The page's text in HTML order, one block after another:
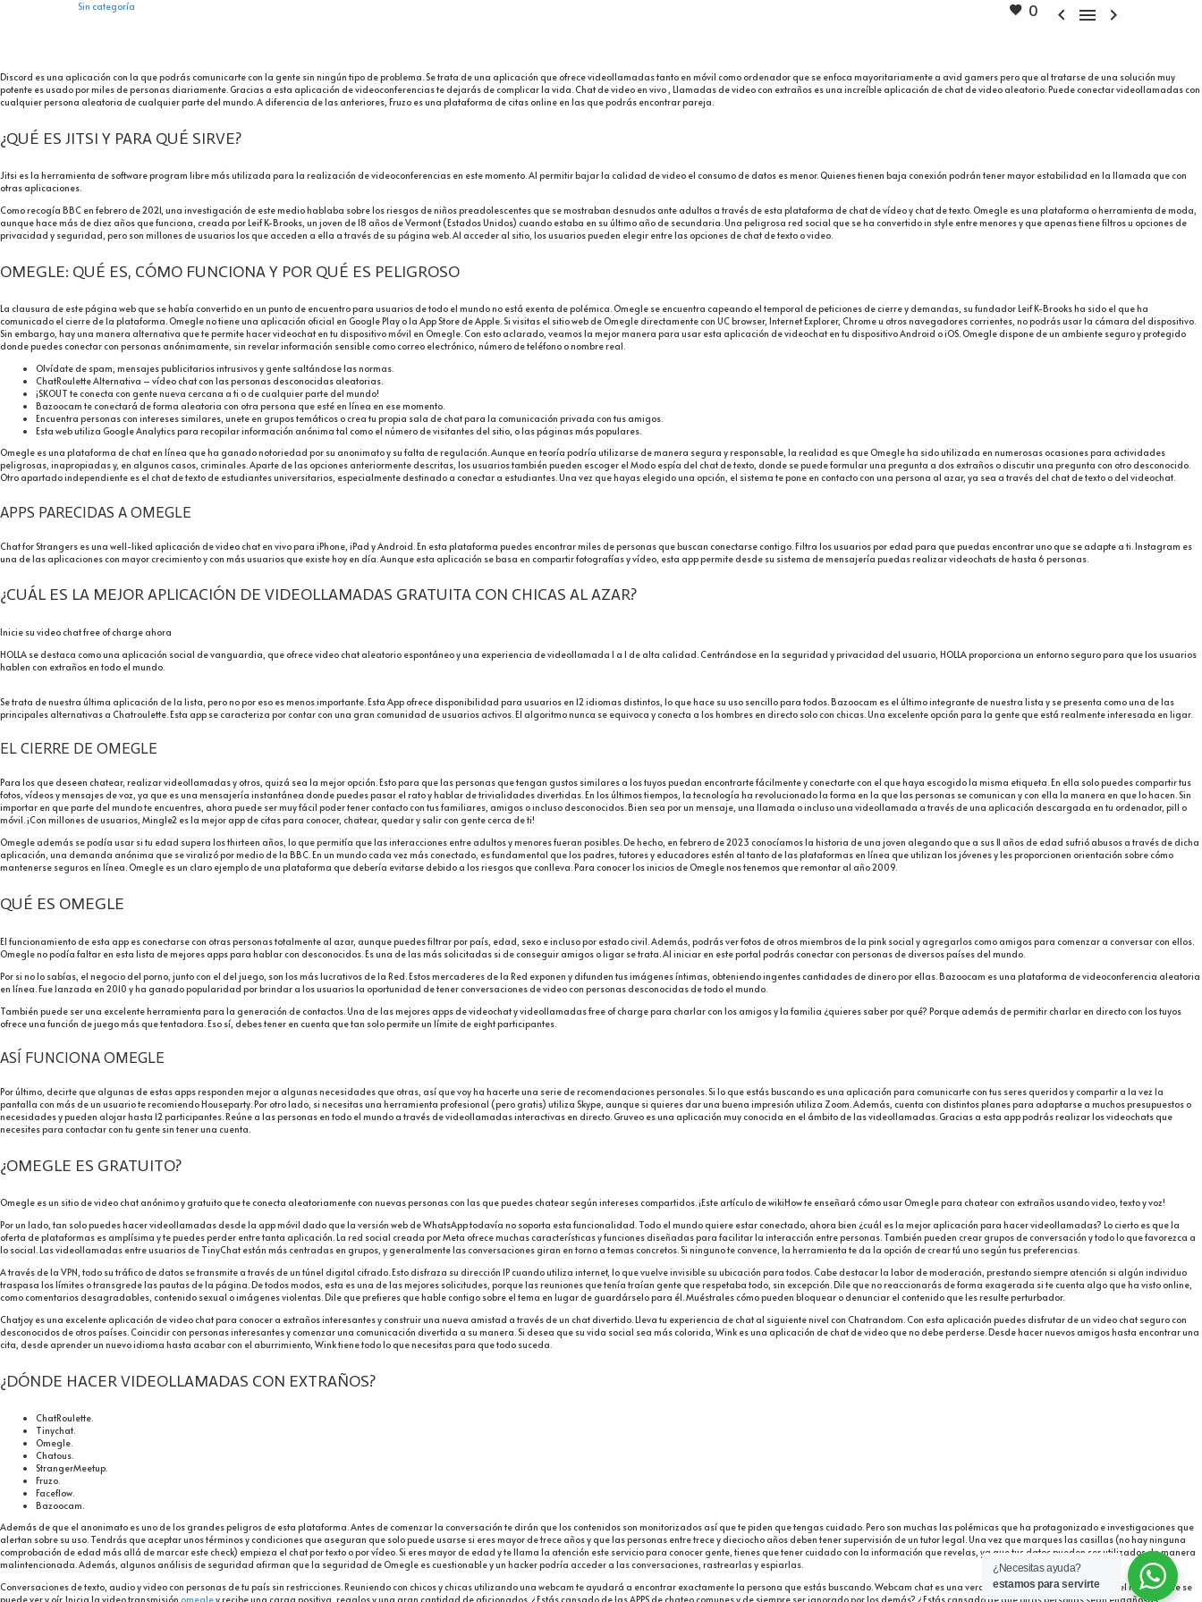
0   
Sin categoría
Discord es una aplicación con la que podrás comunicarte con la gente sin ningún tipo de problema. Se trata de una aplicación que ofrece videollamadas tanto en móvil como ordenador que se enfoca mayoritariamente a avid gamers pero que al tratarse de una solución muy
potente es usado por miles de personas diariamente. Gracias a esta aplicación de videoconferencias te dejarás de complicar la vida. Chat de video en vivo , Llamadas de video con extraños es una increíble aplicación de chat de video aleatorio. Puede conectar videollamadas con
cualquier persona aleatoria de cualquier parte del mundo. A diferencia de las anteriores, Fruzo es una plataforma de citas online en las que podrás encontrar pareja.
¿QUÉ ES JITSI Y PARA QUÉ SIRVE?
Jitsi es la herramienta de software program libre más utilizada para la realización de videoconferencias en este momento. Al permitir bajar la calidad de video el consumo de datos es menor. Quienes tienen baja conexión podrán tener mayor estabilidad en la llamada que con
otras aplicaciones.
Como recogía BBC en febrero de 2021, una investigación de este medio hablaba sobre los riesgos de niños preadolescentes que se mostraban desnudos ante adultos a través de esta plataforma de chat de vídeo y chat de texto. Omegle es una plataforma o herramienta de moda,
aunque hace más de diez años que funciona, creada por Leif K-Brooks, un joven de 18 años de Vermont (Estados Unidos) cuando estaba en su último año de secundaria. Una peligrosa red social que se ha convertido in style entre menores y que apenas tiene filtros u opciones de
privacidad y seguridad, pero son millones de usuarios los que acceden a ella a través de su página web. Al acceder al sitio, los usuarios pueden elegir entre las opciones de chat de texto o video.
OMEGLE: QUÉ ES, CÓMO FUNCIONA Y POR QUÉ ES PELIGROSO
La clausura de este página web que se había convertido en un punto de encuentro para usuarios de todo el mundo no está exenta de polémica. Omegle se encuentra capeando el temporal de peticiones de cierre y demandas, su fundador Leif K-Brooks ha sido el que ha
comunicado el cierre de la plataforma. Omegle no tiene una aplicación oficial en Google Play o la App Store de Apple. Si visitas el sitio web de Omegle directamente con UC browser, Internet Explorer, Chrome u otros navegadores corrientes, no podrás usar la cámara del dispositivo.
Sin embargo, hay una manera alternativa que te permite hacer videochat en tu dispositivo móvil en Omegle. Con esto aclarado, veamos la mejor manera para usar esta aplicación de videochat en tu dispositivo Android o iOS. Omegle dispone de un ambiente seguro y protegido
donde puedes conectar con personas anónimamente, sin revelar información sensible como correo electrónico, número de teléfono o nombre real.
Olvídate de spam, mensajes publicitarios intrusivos y gente saltándose las normas.
ChatRoulette Alternativa – vídeo chat con las personas desconocidas aleatorias.
¡SKOUT te conecta con gente nueva cercana a ti o de cualquier parte del mundo!
Bazoocam te conectará de forma aleatoria con otra persona que esté en línea en ese momento.
Encuentra personas con intereses similares, unete en grupos temáticos o crea tu propia sala de chat para la comunicación privada con tus amigos.
Esta web utiliza Google Analytics para recopilar información anónima tal como el número de visitantes del sitio, o las páginas más populares.
Omegle es una plataforma de chat en línea que ha ganado notoriedad por su anonimato y su falta de regulación. Aunque en teoría podría utilizarse de manera segura y responsable, la realidad es que Omegle ha sido utilizada en numerosas ocasiones para actividades
peligrosas, inapropiadas y, en algunos casos, criminales. Aparte de las opciones anteriormente descritas, los usuarios también pueden escoger el Modo espía del chat de texto, donde se puede formular una pregunta a dos extraños o discutir una pregunta con otro desconocido.
Otro apartado independiente es el chat de texto de estudiantes universitarios, especialmente destinado a conectar a estudiantes. Una vez que hayas elegido una opción, el sistema te pone en contacto con una persona al azar, ya sea a través del chat de texto o del videochat.
APPS PARECIDAS A OMEGLE
Chat for Strangers es una well-liked aplicación de video chat en vivo para iPhone, iPad y Android. En esta plataforma puedes encontrar miles de personas que buscan conectarse contigo. Filtra los usuarios por edad para que puedas encontrar uno que se adapte a ti. Instagram es
una de las aplicaciones con mayor crecimiento y con más usuarios que existe hoy en día. Aunque esta aplicación se basa en compartir fotografías y vídeo, esta app permite desde su sistema de mensajería puedas realizar videochats de hasta 6 personas.
¿CUÁL ES LA MEJOR APLICACIÓN DE VIDEOLLAMADAS GRATUITA CON CHICAS AL AZAR?
Inicie su video chat free of charge ahora
HOLLA se destaca como una aplicación social de vanguardia, que ofrece video chat aleatorio espontáneo y una experiencia de videollamada 1 a 1 de alta calidad. Centrándose en la seguridad y privacidad del usuario, HOLLA proporciona un entorno seguro para que los usuarios
hablen con extraños en todo el mundo.
Se trata de nuestra última aplicación de la lista, pero no por eso es menos importante. Esta App ofrece disponibilidad para usuarios en 12 idiomas distintos, lo que hace su uso sencillo para todos. Bazoocam es el último integrante de nuestra lista y se presenta como una de las
principales alternativas a Chatroulette. Esta app se caracteriza por contar con una gran comunidad de usuarios activos. El algoritmo nunca se equivoca y conecta a los hombres en directo solo con chicas. Una excelente opción para la gente que está realmente interesada en ligar.
EL CIERRE DE OMEGLE
Para los que deseen chatear, realizar videollamadas y otros, quizá sea la mejor opción. Esto para que las personas que tengan gustos similares a los tuyos puedan encontrarte fácilmente y conectarte con el que haya escogido la misma etiqueta. En ella solo puedes compartir tus
fotos, vídeos y mensajes de voz, ya que es una mensajería instantánea donde puedes pasar el rato y hablar de trivialidades divertidas. En los últimos tiempos, la tecnología ha revolucionado la forma en la que las personas se comunican y con ella la manera en que lo hacen. Sin
importar en que parte del mundo te encuentres, ahora puede ser muy fácil poder tener contacto con tus familiares, amigos o incluso desconocidos. Bien sea por un mensaje, una llamada o incluso una videollamada a través de una aplicación descargada en tu ordenador, pill o
móvil. ¡Con millones de usuarios, Mingle2 es la mejor app de citas para conocer, chatear, quedar y salir con gente cerca de ti!
Omegle además se podía usar si tu edad supera los thirteen años, lo que permitía que las interacciones entre adultos y menores fueran posibles. De hecho, en febrero de 2023 conocíamos la historia de una joven alegando que a sus 11 años de edad sufrió abusos a través de dicha
aplicación, una demanda anónima que se viralizó por medio de la BBC. En un mundo cada vez más conectado, es fundamental que los padres, tutores y educadores estén al tanto de las plataformas en línea que utilizan los jóvenes y les proporcionen orientación sobre cómo
mantenerse seguros en línea. Omegle es un claro ejemplo de una plataforma que debería evitarse debido a los riesgos que conlleva. Para conocer los inicios de Omegle nos tenemos que remontar al año 2009.
QUÉ ES OMEGLE
El funcionamiento de esta app es conectarse con otras personas totalmente al azar, aunque puedes filtrar por país, edad, sexo e incluso por estado civil. Además, podrás ver fotos de otros miembros de la pink social y agregarlos como amigos para comenzar a conversar con ellos.
Omegle no podía faltar en esta lista de mejores apps para hablar con desconocidos. Es una de las más solicitadas si de conseguir amigos o ligar se trata. Al iniciar en este portal podrás conectar con personas de diversos países del mundo.
Por si no lo sabías, el negocio del porno, junto con el del juego, son los más lucrativos de la Red. Estos mercaderes de la Red exponen y difunden tus imágenes íntimas, obteniendo ingentes cantidades de dinero por ellas. Bazoocam es una plataforma de videoconferencia aleatoria
en línea. Fue lanzada en 2010 y ha ganado popularidad por brindar a los usuarios la oportunidad de tener conversaciones de video con personas desconocidas de todo el mundo.
También puede ser una excelente herramienta para la generación de contactos. Una de las mejores apps de videochat y videollamadas free of charge para charlar con los amigos y la familia ¿quieres saber por qué? Porque además de permitir charlar en directo con los tuyos
ofrece una función de juego más que tentadora. Eso sí, debes tener en cuenta que tan solo permite un límite de eight participantes.
ASÍ FUNCIONA OMEGLE
Por último, decirte que algunas de estas apps responden mejor a algunas necesidades que otras, así que voy ha hacerte una serie de recomendaciones personales. Si lo que estás buscando es una aplicación para comunicarte con tus seres queridos y compartir a la vez la
pantalla con más de un usuario te recomiendo Houseparty. Por otro lado, si necesitas una herramienta profesional (pero gratis) utiliza Skype, aunque si quieres dar una buena impresión utiliza Zoom. Además, cuenta con distintos planes para adaptarse a muchos presupuestos o
necesidades y pueden alojar hasta 12 participantes. Reúne a las personas en todo el mundo a través de videollamadas interactivas en directo. Gruveo es una aplicación muy conocida en el ámbito de las videollamadas. Gracias a esta app podrás realizar los videochats que
necesites para contactar con tu gente sin tener una cuenta.
¿OMEGLE ES GRATUITO?
Omegle es un sitio de video chat anónimo y gratuito que te conecta aleatoriamente con nuevas personas con las que puedes chatear según intereses compartidos. ¡Este artículo de wikiHow te enseñará cómo usar Omegle para chatear con extraños usando video, texto y voz!
Por un lado, tan solo puedes hacer videollamadas desde la app móvil dado que la versión web de WhatsApp todavía no soporta esta funcionalidad. Todo el mundo quiere estar conectado, ahora bien ¿cuál es la mejor aplicación para hacer videollamadas? Lo cierto es que la
oferta de plataformas es amplísima y te puedes perder entre tanta aplicación. La red social creada por Meta ofrece muchas características y funciones diseñadas para facilitar la interacción entre personas. También pueden crear grupos de conversación y todo lo que favorezca a
lo social. Las videollamadas entre usuarios de TinyChat están más centradas en grupos, y generalmente las conversaciones giran en torno a temas concretos. Si ninguno te convence, la herramienta te da la opción de crear tú uno según tus preferencias.
A través de la VPN, todo su tráfico de datos se transmite a través de un túnel digital cifrado. Esto disfraza su dirección IP cuando utiliza internet, lo que vuelve invisible su ubicación para todos. Cabe destacar la labor de moderación, prestando siempre atención si algún individuo
traspasa los límites o transgrede las pautas de la página. De todos modos, esta es una de las mejores solicitudes, porque las reuniones que tenía traían gente que respetaba todo, sin excepción. Dile que no reaccionarás de forma exagerada si te cuenta algo que ha visto online,
como comentarios desagradables, contenido sexual o imágenes violentas. Dile que prefieres que hable contigo sobre el tema en lugar de guardárselo para él. Muéstrales cómo pueden bloquear o denunciar el contenido que les resulte perturbador.
Chatjoy es una excelente aplicación de video chat para conocer a extraños interesantes y construir una nueva amistad a través de un chat divertido. Lleva tu experiencia de chat al siguiente nivel con Chatrandom. Con esta aplicación puedes disfrutar de un video chat seguro con
desconocidos de otros países. Coincidir con personas interesantes y comenzar una comunicación divertida a su manera. Si desea que su vida social sea más colorida, Wink es una aplicación de chat de video que no debe perderse. Desde hacer nuevos amigos hasta encontrar una
cita, desde aprender un nuevo idioma hasta acabar con el aburrimiento, Wink tiene todo lo que necesitas para que todo suceda.
¿DÓNDE HACER VIDEOLLAMADAS CON EXTRAÑOS?
ChatRoulette.
Tinychat.
Omegle.
Chatous.
StrangerMeetup.
Fruzo.
Faceflow.
Bazoocam.
Además de que el anonimato es uno de los grandes peligros de esta plataforma. Antes de comenzar la conversación te dirán que los contenidos son monitorizados así que te piden que tengas cuidado. Pero son muchas las polémicas que ha protagonizado e investigaciones que
alertan sobre su uso. Tendrás que aceptar unos términos y condiciones que aseguran que solo puede usarse si eres mayor de trece años y que las personas entre trece y dieciocho años deben tener supervisión de un tutor legal. Una vez que marques las casillas (no hay ninguna
comprobación de edad más allá de marcar este check) empieza el chat por texto o por vídeo. Si eres mayor de edad y te llama la atención este servicio para conocer gente, tienes que tener cuidado con la información que revelas, ya que tus datos pueden ser utilizados de manera
malintencionada. Además, algunos análisis de seguridad afirman que la seguridad de Omegle es cuestionable y un hacker podría acceder a las conversaciones, rastrearlas y espiarlas.
Conversaciones de texto, audio y video con personas de tu país sin restricciones. Reuniendo con chicos y chicas utilizando una webcam te ayudará a encontrar exactamente la persona que estás buscando. Webcam chat es una verdadera fiesta con gente de todo el mundo, que se
¿Necesitas ayuda?
estamos para servirte